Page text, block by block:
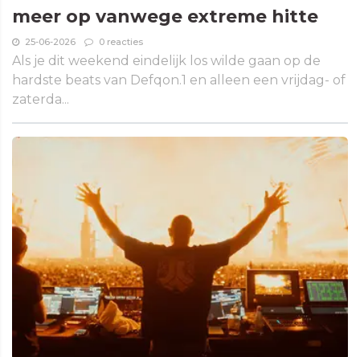
meer op vanwege extreme hitte
25-06-2026 0 reacties
Als je dit weekend eindelijk los wilde gaan op de
hardste beats van Defqon.1 en alleen een vrijdag- of
zaterda...